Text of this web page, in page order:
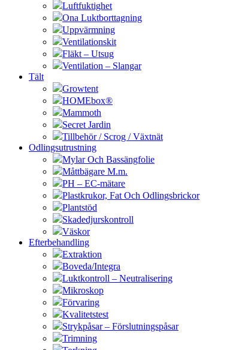
Luftfuktighet
Ona Luktborttagning
Uppvärmning
Ventilationskit
Fläkt – Utsug
Ventilation – Slangar
Tält
Growtent
HOMEbox®
Mammoth
Secret Jardin
Tillbehör / Scrog / Växtnät
Odlingsutrustning
Mylar Och Bassängfolie
Måttbägare M.m.
PH – EC-mätare
Plastkrukor, Fat Och Odlingsbrickor
Plantstöd
Skadedjurskontroll
Väskor
Efterbehandling
Extraktion
Boveda/Integra
Luktkontroll – Neutralisering
Mikroskop
Förvaring
Kvalitetstest
Strykpåsar – Förslutningspåsar
Trimning